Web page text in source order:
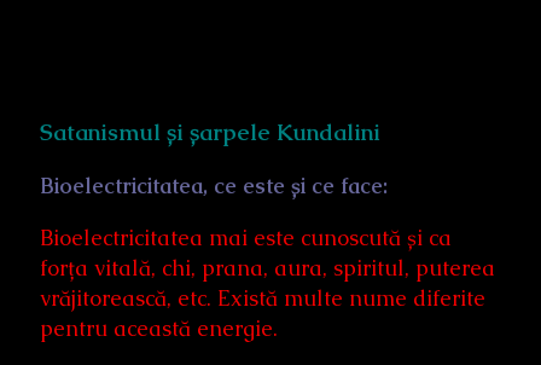
Satanismul și șarpele Kundalini
Bioelectricitatea, ce este și ce face:
Bioelectricitatea mai este cunoscută și ca
forța vitală, chi, prana, aura, spiritul, puterea
vrăjitorească, etc. Există multe nume diferite
pentru această energie.